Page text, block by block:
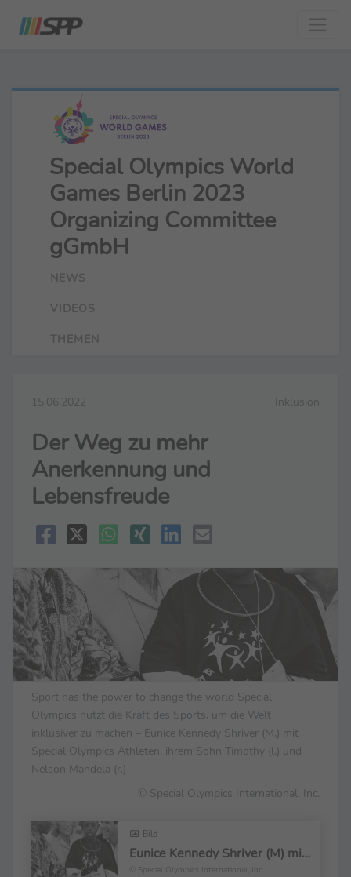
Special Olympics World
Games Berlin 2023
Organizing Committee
gGmbH
NEWS
VIDEOS
THEMEN
15.06.2022 Inklusion
Der Weg zu mehr
Anerkennung und
Lebensfreude
Sport has the power to change the world Special
Olympics nutzt die Kraft des Sports, um die Welt
inklusiver zu machen – Eunice Kennedy Shriver (M.) mit
Special Olympics Athleten, ihrem Sohn Timothy (l.) und
Nelson Mandela (r.)
© Special Olympics International, Inc.
Bild
Eunice Kennedy Shriver (M) mit Special Olympics Athleten, Sohn Timothy (l.) und Nelson Mandela (r)
© Special Olympics International, Inc.